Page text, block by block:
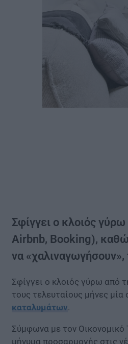
Σφίγγει ο κλοιός
Airbnb, Booking),
να
Σφίγγει ο κλοιός γύρω από
τους τελευταίους μήνες
καταλυμάτων.
Σύμφωνα με τον
μήνυμα προσαρμογής στις